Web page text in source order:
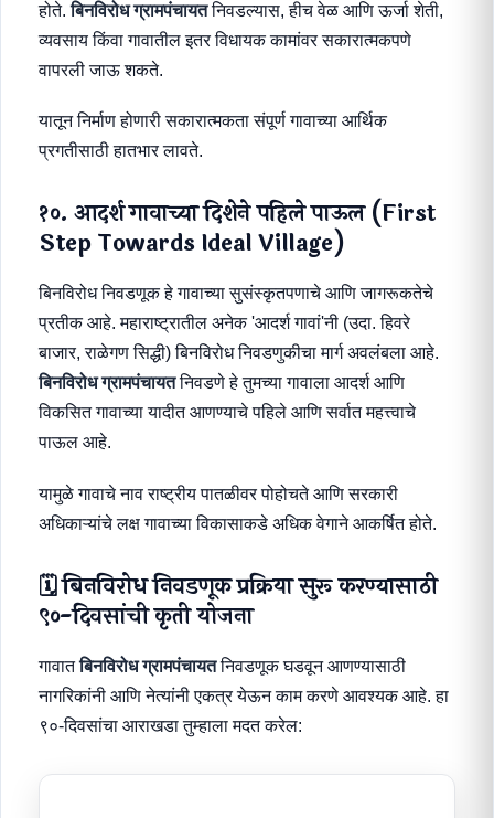
होते.बिनविरोध ग्रामपंचायतनिवडल्यास, हीच वेळ आणि ऊर्जा शेती,
व्यवसाय किंवा गावातील इतर विधायक कामांवर सकारात्मकपणे
वापरली जाऊ शकते.
यातून निर्माण होणारी सकारात्मकता संपूर्ण गावाच्या आर्थिक
प्रगतीसाठी हातभार लावते.
१०. आदर्श गावाच्या दिशेने पहिले पाऊल (First
Step Towards Ideal Village)
बिनविरोध निवडणूक हे गावाच्या सुसंस्कृतपणाचे आणि जागरूकतेचे
प्रतीक आहे. महाराष्ट्रातील अनेक 'आदर्श गावां'नी (उदा. हिवरे
बाजार, राळेगण सिद्धी) बिनविरोध निवडणुकीचा मार्ग अवलंबला आहे.
बिनविरोध ग्रामपंचायतनिवडणे हे तुमच्या गावाला आदर्श आणि
विकसित गावाच्या यादीत आणण्याचे पहिले आणि सर्वात महत्त्वाचे
पाऊल आहे.
यामुळे गावाचे नाव राष्ट्रीय पातळीवर पोहोचते आणि सरकारी
अधिकाऱ्यांचे लक्ष गावाच्या विकासाकडे अधिक वेगाने आकर्षित होते.
🗓️ बिनविरोध निवडणूक प्रक्रिया सुरू करण्यासाठी
९०-दिवसांची कृती योजना
गावातबिनविरोध ग्रामपंचायतनिवडणूक घडवून आणण्यासाठी
नागरिकांनी आणि नेत्यांनी एकत्र येऊन काम करणे आवश्यक आहे. हा
९०-दिवसांचा आराखडा तुम्हाला मदत करेल: